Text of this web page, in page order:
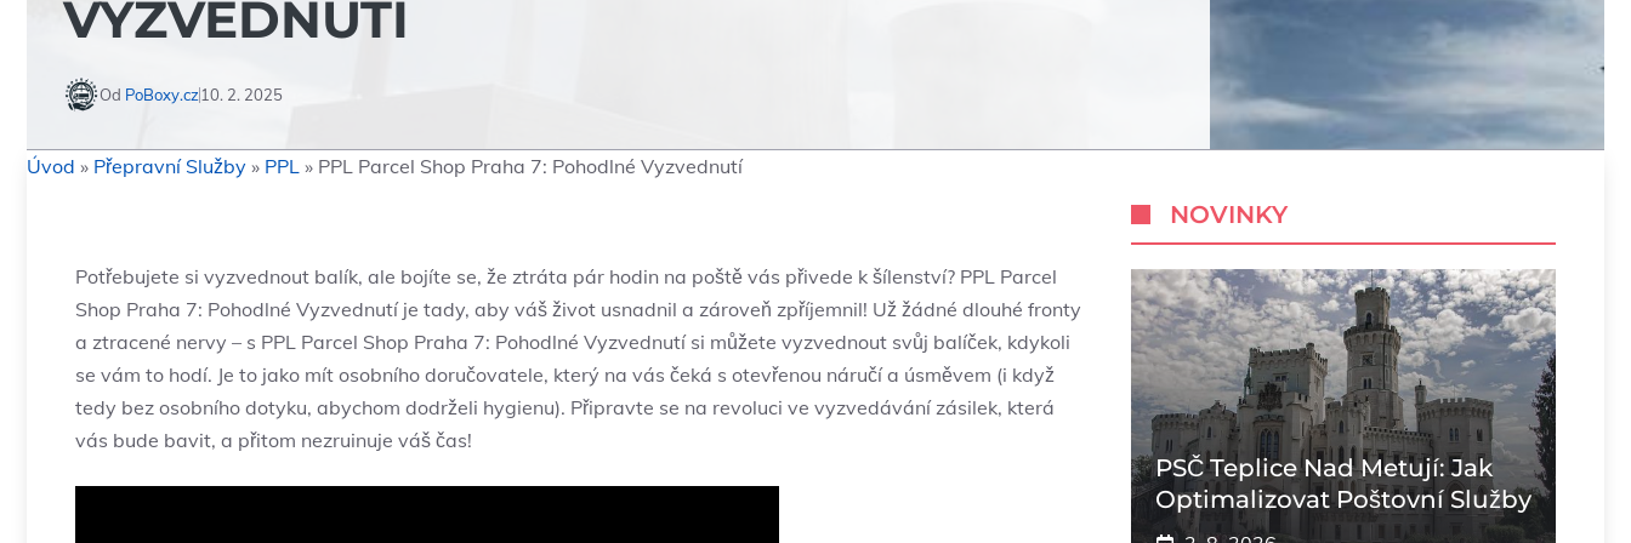
VYZVEDNUTÍ
Od PoBoxy.cz 10. 2. 2025
Úvod » Přepravní Služby » PPL » PPL Parcel Shop Praha 7: Pohodlné Vyzvednutí
Potřebujete si vyzvednout balík, ale bojíte se, že ztráta pár hodin na poště vás přivede k šílenství? PPL Parcel
Shop Praha 7: Pohodlné Vyzvednutí je tady, aby váš život usnadnil a zároveň zpříjemnil! Už žádné dlouhé fronty
a ztracené nervy – s PPL Parcel Shop Praha 7: Pohodlné Vyzvednutí si můžete vyzvednout svůj balíček, kdykoli
se vám to hodí. Je to jako mít osobního doručovatele, který na vás čeká s otevřenou náručí a úsměvem (i když
tedy bez osobního dotyku, abychom dodrželi hygienu). Připravte se na revoluci ve vyzvedávání zásilek, která
vás bude bavit, a přitom nezruinuje váš čas!
NOVINKY
PSČ Teplice Nad Metují: Jak
Optimalizovat Poštovní Služby